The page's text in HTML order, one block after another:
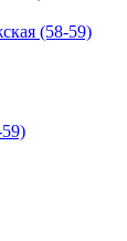
(58-59)